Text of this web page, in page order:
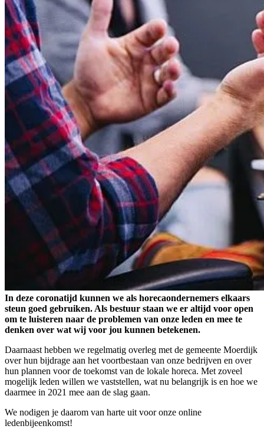
In deze coronatijd kunnen we als horecaondernemers elkaars
steun goed gebruiken. Als bestuur staan we er altijd voor open
om te luisteren naar de problemen van onze leden en mee te
denken over wat wij voor jou kunnen betekenen.
Daarnaast hebben we regelmatig overleg met de gemeente Moerdijk
over hun bijdrage aan het voortbestaan van onze bedrijven en over
hun plannen voor de toekomst van de lokale horeca. Met zoveel
mogelijk leden willen we vaststellen, wat nu belangrijk is en hoe we
daarmee in 2021 mee aan de slag gaan.
We nodigen je daarom van harte uit voor onze online
ledenbijeenkomst!